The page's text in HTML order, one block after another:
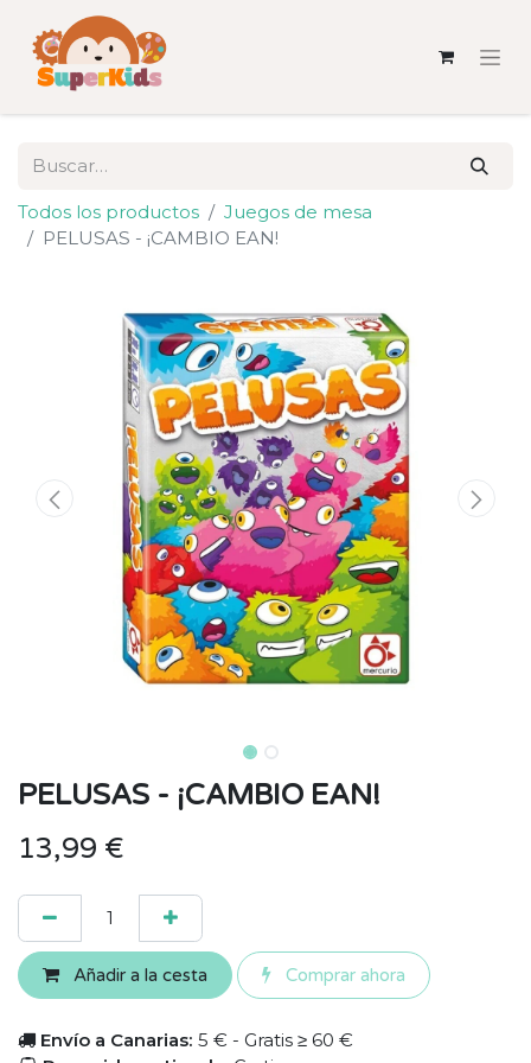
Todos los productos
Juegos de mesa
PELUSAS - ¡CAMBIO EAN!
PELUSAS - ¡CAMBIO EAN!
13,99 €
Añadir a la cesta Comprar ahora
Envío a Canarias: 5 € - Gratis ≥ 60 €